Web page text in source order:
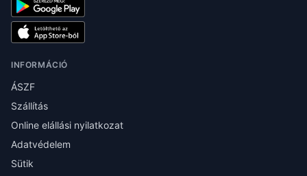
INFORMÁCIÓ
ÁSZF
Szállítás
Online elállási nyilatkozat
Adatvédelem
Sütik